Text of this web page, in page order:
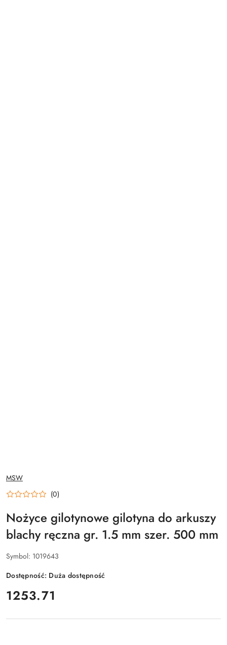
NAZWA
PRODUCENTA:
MSW
(0)
Nożyce gilotynowe gilotyna do arkuszy
blachy ręczna gr. 1.5 mm szer. 500 mm
Symbol: 1019643
Dostępność: Duża dostępność
cena:
1253.71